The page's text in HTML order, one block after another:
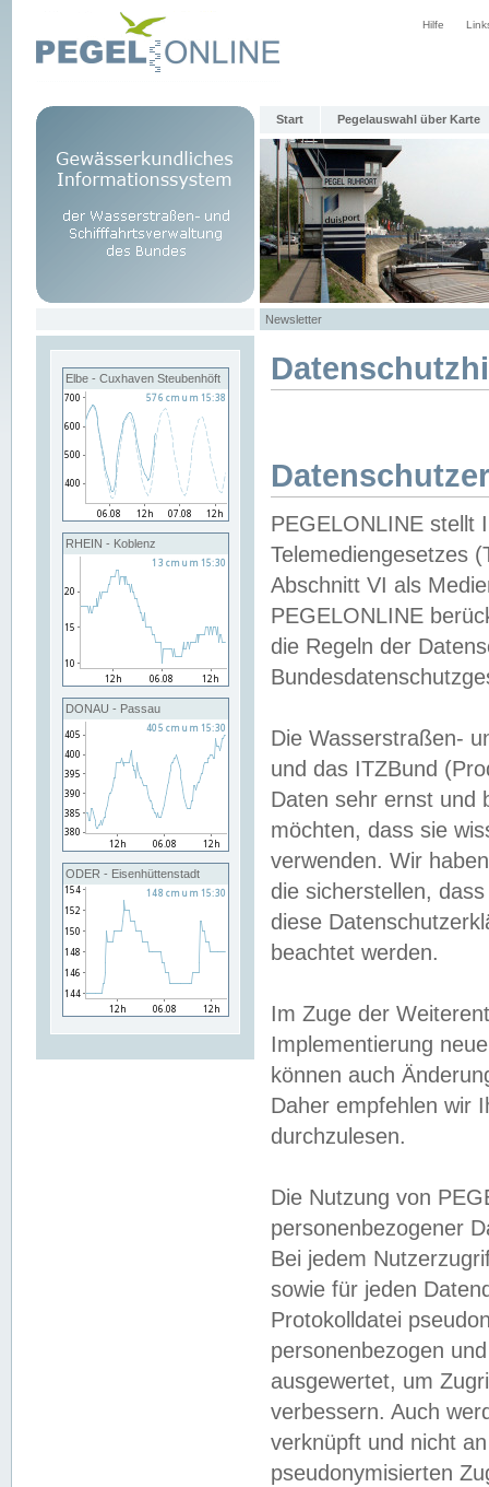
Hilfe
Start Pegelauswahl über Karte
Newsletter
Elbe - Cuxhaven Steubenhöft
RHEIN - Koblenz
DONAU - Passau
ODER - Eisenhüttenstadt
PEGELONLINE stellt
Telemediengesetzes
Abschnitt VI als
PEGELONLINE
die Regeln der
Die Wasserstraßen-
und das ITZBund
Daten sehr ernst und
möchten, dass sie
verwenden. Wir
die sicherstellen,
diese
beachtet werden.
Im Zuge der
Implementierung
können auch
Daher empfehlen wir
durchzulesen.
Die Nutzung von
personenbezogener
Bei jedem
sowie für jeden
Protokolldatei
personenbezogen
ausgewertet, um
verbessern. Auch
verknüpft und nicht
pseudonymisierten